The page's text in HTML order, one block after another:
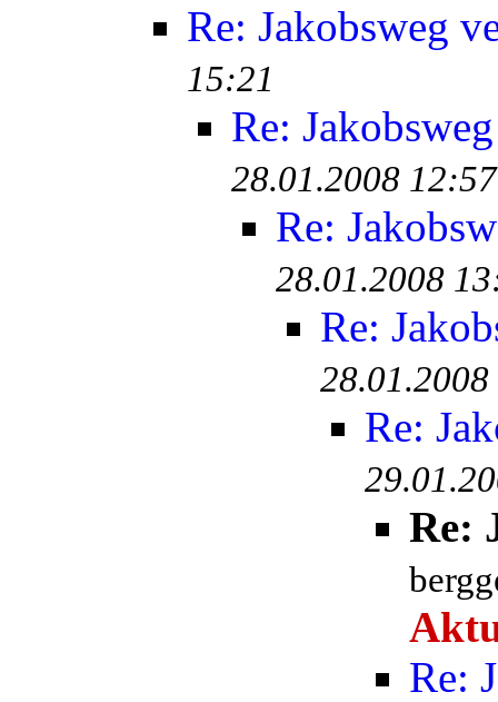
Re: Jakobsweg
15:21
Re:
28.01.2008 12:57
Re:
28.01.2008
Re:
Re:
Re:
Re: